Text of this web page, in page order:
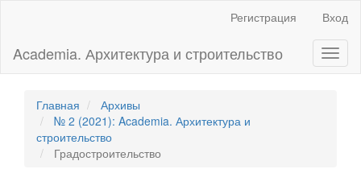
Основное
содержимое
панель
Регистрация Вход
Academia. Архитектура и строительство
Главная
Архивы
№ 2 (2021): Academia. Архитектура и
строительство
Градостроительство